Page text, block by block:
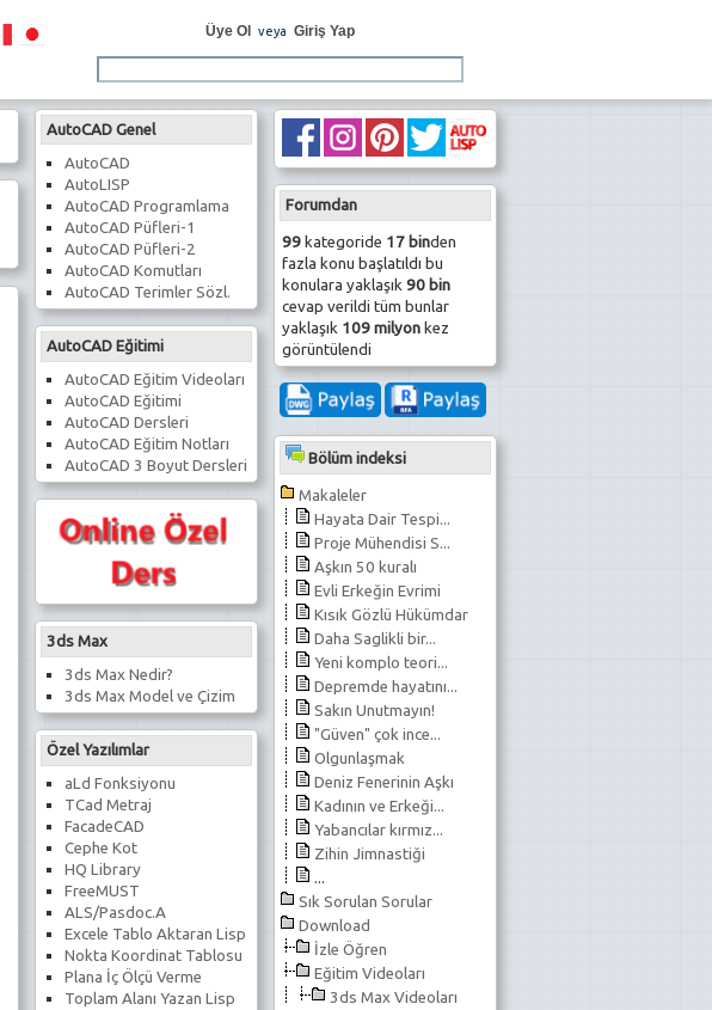
Üye Ol veya Giriş Yap
Forumdan
99kategoride 17 binden
fazla konu başlatıldı bu
konulara yaklaşık 90 bin
cevap verildi tüm bunlar
yaklaşık 109 milyonkez
görüntülendi
Bölüm indeksi
Makaleler
Hayata Dair Tespi...
Proje Mühendisi S...
Aşkın 50 kuralı
Evli Erkeğin Evrimi
Kısık Gözlü Hükümdar
Daha Saglikli bir...
Yeni komplo teori...
Depremde hayatını...
Sakın Unutmayın!
"Güven" çok ince...
Olgunlaşmak
Deniz Fenerinin Aşkı
Kadının ve Erkeği...
Yabancılar kırmız...
Zihin Jimnastiği
...
Sık Sorulan Sorular
Download
İzle Öğren
Eğitim Videoları
3ds Max Videoları
AutoCAD Genel
AutoCAD
AutoLISP
AutoCAD Programlama
AutoCAD Püfleri-1
AutoCAD Püfleri-2
AutoCAD Komutları
AutoCAD Terimler Sözl.
AutoCAD Eğitimi
AutoCAD Eğitim Videoları
AutoCAD Eğitimi
AutoCAD Dersleri
AutoCAD Eğitim Notları
AutoCAD 3 Boyut Dersleri
3ds Max
3ds Max Nedir?
3ds Max Model ve Çizim
Özel Yazılımlar
aLd Fonksiyonu
TCad Metraj
FacadeCAD
Cephe Kot
HQ Library
FreeMUST
ALS/Pasdoc.A
Excele Tablo Aktaran Lisp
Nokta Koordinat Tablosu
Plana İç Ölçü Verme
Toplam Alanı Yazan Lisp